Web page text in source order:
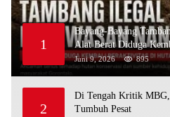
1
Bayang-Bayang
Alat Berat Diduga
Juni 9, 2026 895
2
Di Tengah Kritik MBG,
Tumbuh Pesat